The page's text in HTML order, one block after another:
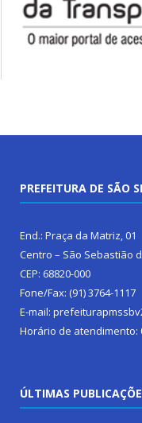
PREFEITURA DE SÃO
End.: Praça da Matriz, 01
Centro – São Sebastião
CEP: 68820-000
Fone/Fax: (91) 3764-1117
E-mail:
Horário de atendimento:
ÚLTIMAS